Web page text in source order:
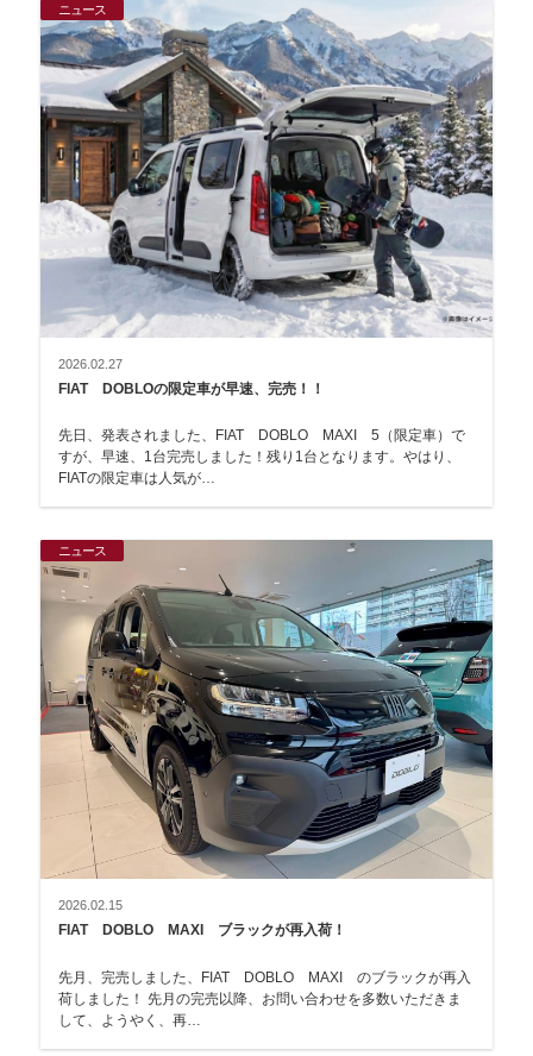
ニュース
2026.02.27
FIAT DOBLOの限定車が早速、完売！！
先日、発表されました、FIAT DOBLO MAXI 5（限定車）で
すが、早速、1台完売しました！残り1台となります。やはり、
FIATの限定車は人気が…
ニュース
2026.02.15
FIAT DOBLO MAXI ブラックが再入荷！
先月、完売しました、FIAT DOBLO MAXI のブラックが再入
荷しました！ 先月の完売以降、お問い合わせを多数いただきま
して、ようやく、再…